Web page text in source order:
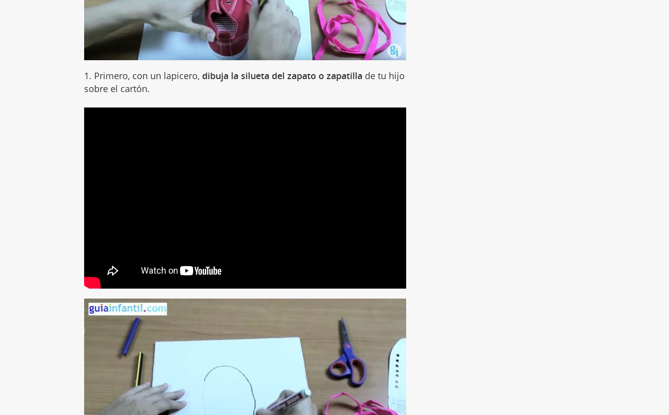
1. Primero, con un lapicero, dibuja la silueta del zapato o zapatilla de tu hijo
sobre el cartón.